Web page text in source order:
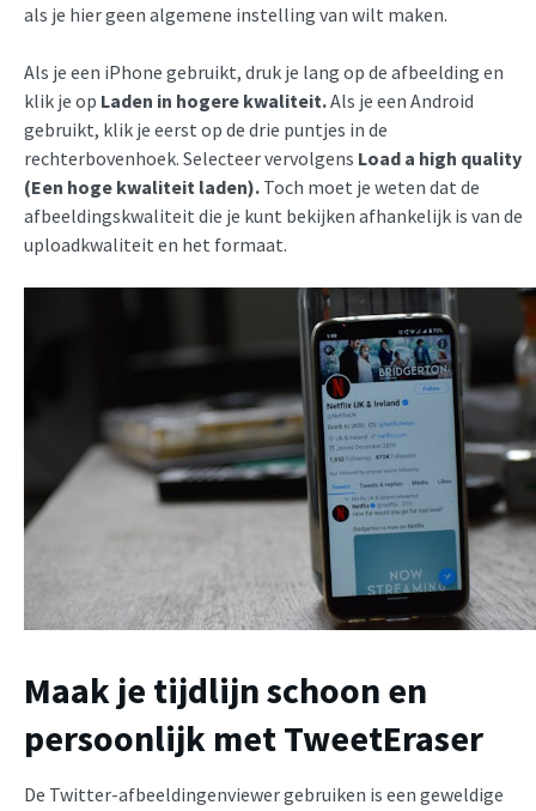
als je hier geen algemene instelling van wilt maken.
Als je een iPhone gebruikt, druk je lang op de afbeelding en
klik je op Laden in hogere kwaliteit.Als je een Android
gebruikt, klik je eerst op de drie puntjes in de
rechterbovenhoek. Selecteer vervolgens Load a high quality
(Een hoge kwaliteit laden). Toch moet je weten dat de
afbeeldingskwaliteit die je kunt bekijken afhankelijk is van de
uploadkwaliteit en het formaat.
Maak je tijdlijn schoon en
persoonlijk met TweetEraser
De Twitter-afbeeldingenviewer gebruiken is een geweldige